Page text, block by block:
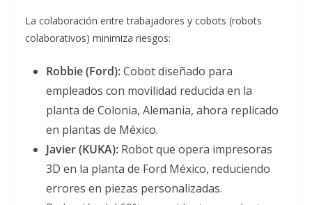
La colaboración entre trabajadores y cobots (robots
colaborativos) minimiza riesgos:
Robbie (Ford):Cobot diseñado para
empleados con movilidad reducida en la
planta de Colonia, Alemania, ahora replicado
en plantas de México.
Javier (KUKA): Robot que opera impresoras
3D en la planta de Ford México, reduciendo
errores en piezas personalizadas.